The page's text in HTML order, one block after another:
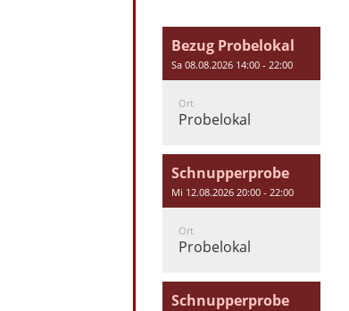
Bezug Probelokal
Sa 08.08.2026 14:00 - 22:00
Ort
Probelokal
Schnupperprobe
Mi 12.08.2026 20:00 - 22:00
Ort
Probelokal
Schnupperprobe